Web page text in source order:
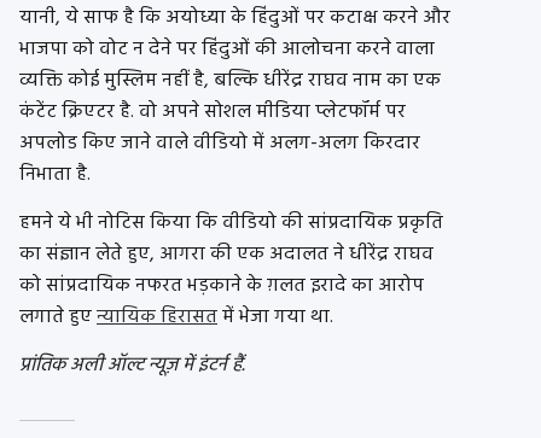
यानी, ये साफ है कि अयोध्या के हिंदुओं पर कटाक्ष करने और
भाजपा को वोट न देने पर हिंदुओं की आलोचना करने वाला
व्यक्ति कोई मुस्लिम नहीं है, बल्कि धीरेंद्र राघव नाम का एक
कंटेंट क्रिएटर है. वो अपने सोशल मीडिया प्लेटफॉर्म पर
अपलोड किए जाने वाले वीडियो में अलग-अलग किरदार
निभाता है.
हमने ये भी नोटिस किया कि वीडियो की सांप्रदायिक प्रकृति
का संज्ञान लेते हुए, आगरा की एक अदालत ने धीरेंद्र राघव
को सांप्रदायिक नफरत भड़काने के ग़लत इरादे का आरोप
लगाते हुएन्यायिक हिरासतमें भेजा गया था.
प्रांतिक अली ऑल्ट न्यूज़ में इंटर्न हैं.